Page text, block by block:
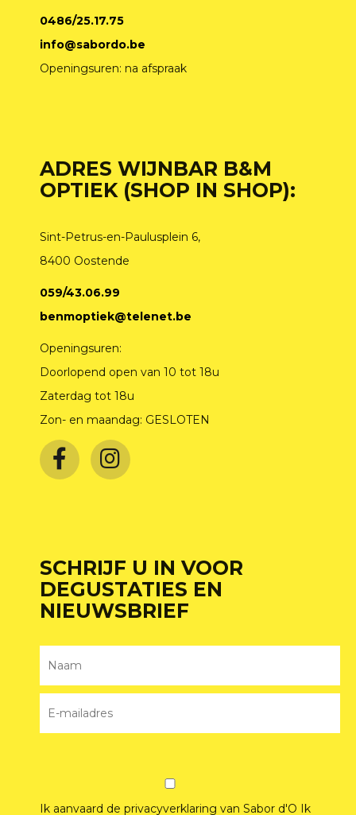
0486/25.17.75
info@sabordo.be
Openingsuren: na afspraak
ADRES WIJNBAR B&M
OPTIEK (SHOP IN SHOP):
Sint-Petrus-en-Paulusplein 6,
8400 Oostende
059/43.06.99
benmoptiek@telenet.be
Openingsuren:
Doorlopend open van 10 tot 18u
Zaterdag tot 18u
Zon- en maandag: GESLOTEN
SCHRIJF U IN VOOR
DEGUSTATIES EN
NIEUWSBRIEF
Ik aanvaard de privacyverklaring van Sabor d'O Ik